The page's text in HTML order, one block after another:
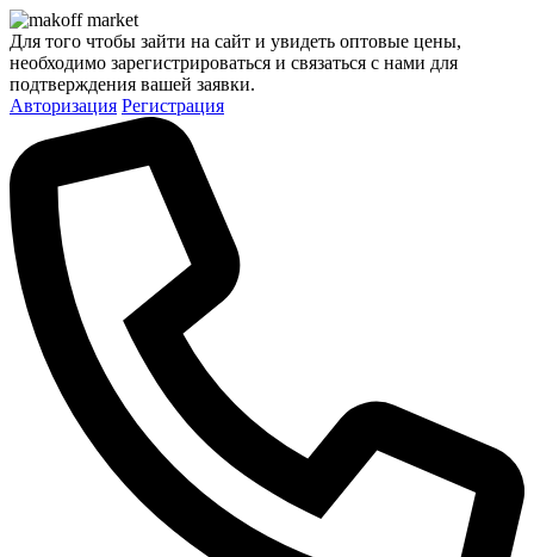
Для того чтобы зайти на сайт и увидеть оптовые цены,
необходимо зарегистрироваться и связаться с нами для
подтверждения вашей заявки.
Авторизация Регистрация